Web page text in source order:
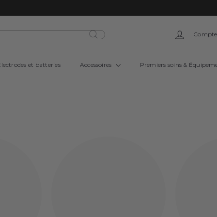
Compte
et batteries Accessoires Premiers soins &